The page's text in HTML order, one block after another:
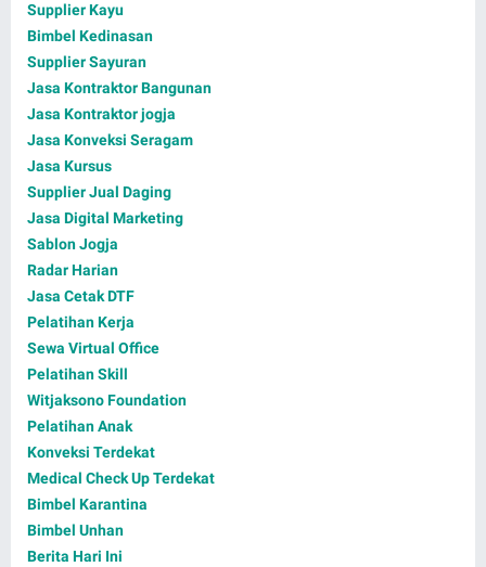
Supplier Kayu
Bimbel Kedinasan
Supplier Sayuran
Jasa Kontraktor Bangunan
Jasa Kontraktor jogja
Jasa Konveksi Seragam
Jasa Kursus
Supplier Jual Daging
Jasa Digital Marketing
Sablon Jogja
Radar Harian
Jasa Cetak DTF
Pelatihan Kerja
Sewa Virtual Office
Pelatihan Skill
Witjaksono Foundation
Pelatihan Anak
Konveksi Terdekat
Medical Check Up Terdekat
Bimbel Karantina
Bimbel Unhan
Berita Hari Ini